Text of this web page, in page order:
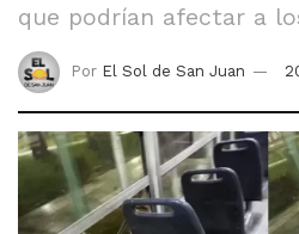
que podrían afectar a
Por El Sol de San Juan